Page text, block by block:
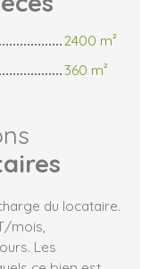
2400 m²
360 m²
du locataire.
mois,
Les